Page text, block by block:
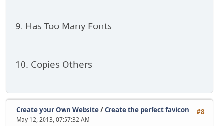
9. Has Too Many Fonts
10. Copies Others
#8
Create your Own Website/Create the perfect favicon
May 12, 2013, 07:57:32 AM